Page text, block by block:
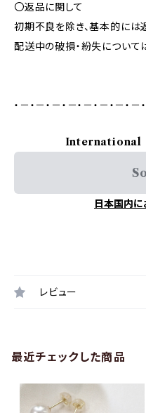
〇返品に関して
初期不良を除き、基本的には
配送中の破損・紛失について
・－・－・－・－・－・－・－・－
International
日本国内
レビュー
最近チェックした商品